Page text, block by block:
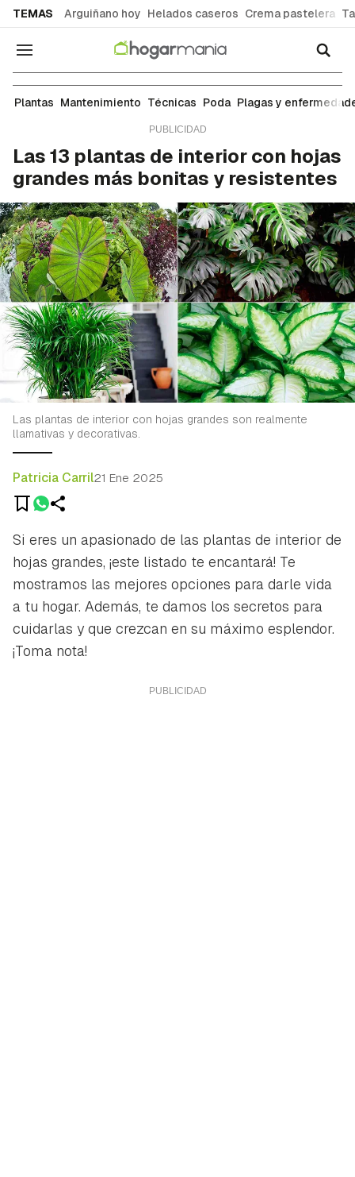
TEMAS Arguiñano hoy Helados caseros Crema pastelera
Navegación
Plantas
Plantas Mantenimiento Técnicas Poda Plagas y
Las 13 plantas de interior con hojas
grandes más bonitas y resistentes
Las plantas de interior con hojas grandes son realmente
llamativas y decorativas.
Patricia Carril21 Ene 2025
Si eres un apasionado de las plantas de interior de
hojas grandes, ¡este listado te encantará! Te
mostramos las mejores opciones para darle vida
a tu hogar. Además, te damos los secretos para
cuidarlas y que crezcan en su máximo esplendor.
¡Toma nota!